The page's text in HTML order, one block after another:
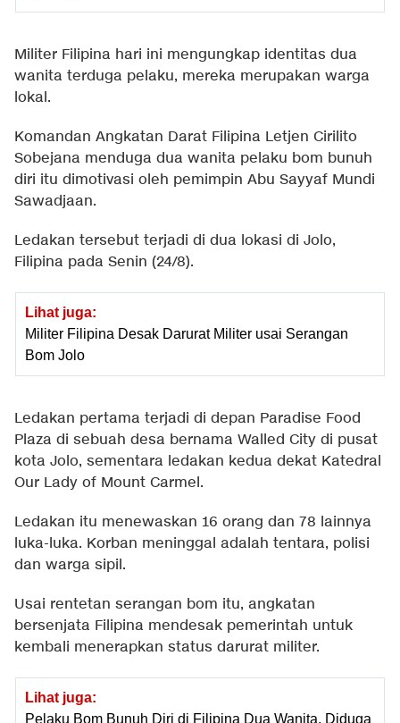
Militer Filipina hari ini mengungkap identitas dua
wanita terduga pelaku, mereka merupakan warga
lokal.
Komandan Angkatan Darat Filipina Letjen Cirilito
Sobejana menduga dua wanita pelaku bom bunuh
diri itu dimotivasi oleh pemimpin Abu Sayyaf Mundi
Sawadjaan.
Ledakan tersebut terjadi di dua lokasi di Jolo,
Filipina pada Senin (24/8).
Lihat juga:
Militer Filipina Desak Darurat Militer usai Serangan
Bom Jolo
Ledakan pertama terjadi di depan Paradise Food
Plaza di sebuah desa bernama Walled City di pusat
kota Jolo, sementara ledakan kedua dekat Katedral
Our Lady of Mount Carmel.
Ledakan itu menewaskan 16 orang dan 78 lainnya
luka-luka. Korban meninggal adalah tentara, polisi
dan warga sipil.
Usai rentetan serangan bom itu, angkatan
bersenjata Filipina mendesak pemerintah untuk
kembali menerapkan status darurat militer.
Lihat juga:
Pelaku Bom Bunuh Diri di Filipina Dua Wanita, Diduga